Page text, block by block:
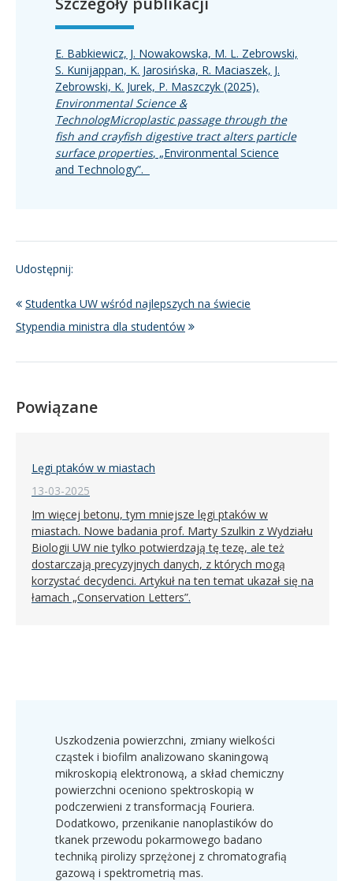
E. Babkiewicz, J. Nowakowska, M. L. Zebrowski,
S. Kunijappan, K. Jarosińska, R. Maciaszek, J.
Zebrowski, K. Jurek, P. Maszczyk (2025),
Environmental Science &
TechnologMicroplastic passage through the
fish and crayfish digestive tract alters particle
surface properties, „Environmental Science
and Technology”.
Udostępnij:
Studentka UW wśród najlepszych na świecie
Stypendia ministra dla studentów
Powiązane
Lęgi ptaków w miastach
13-03-2025
Im więcej betonu, tym mniejsze lęgi ptaków w
miastach. Nowe badania prof. Marty Szulkin z Wydziału
Biologii UW nie tylko potwierdzają tę tezę, ale też
dostarczają precyzyjnych danych, z których mogą
korzystać decydenci. Artykuł na ten temat ukazał się na
łamach „Conservation Letters”.
Uszkodzenia powierzchni, zmiany wielkości
cząstek i biofilm analizowano skaningową
mikroskopią elektronową, a skład chemiczny
powierzchni oceniono spektroskopią w
podczerwieni z transformacją Fouriera.
Dodatkowo, przenikanie nanoplastików do
tkanek przewodu pokarmowego badano
techniką pirolizy sprzężonej z chromatografią
gazową i spektrometrią mas.